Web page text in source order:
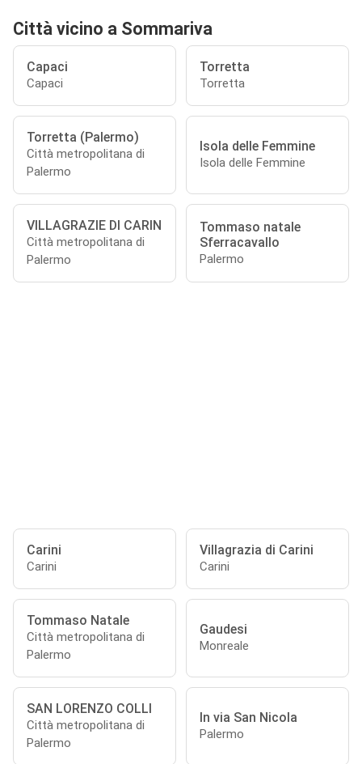
Città vicino a Sommariva
Capaci
Capaci
Torretta
Torretta
Torretta (Palermo)
Città metropolitana di
Palermo
Isola delle Femmine
Isola delle Femmine
VILLAGRAZIE DI CARIN
Città metropolitana di
Palermo
Tommaso natale
Sferracavallo
Palermo
Carini
Carini
Villagrazia di Carini
Carini
Tommaso Natale
Città metropolitana di
Palermo
Gaudesi
Monreale
SAN LORENZO COLLI
Città metropolitana di
Palermo
In via San Nicola
Palermo